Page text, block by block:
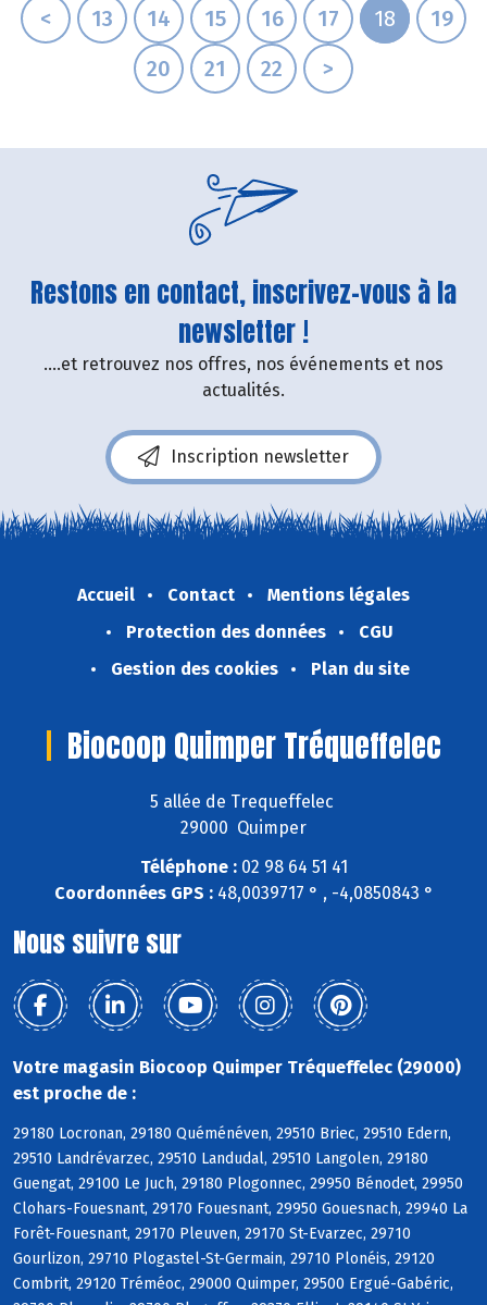
< 13 14 15 16 17 18
19
20
21 22 >
Restons en contact, inscrivez-vous à la
newsletter !
....et retrouvez nos offres, nos événements et nos
actualités.
Inscription newsletter
Accueil Contact
Mentions légales
Protection des données
CGU
Gestion des cookies
Plan du site
Biocoop Quimper Tréqueffelec
5 allée de Trequeffelec
29000 Quimper
Téléphone :02 98 64 51 41
Coordonnées GPS :48,0039717 ° , -4,0850843 °
Nous suivre sur
Votre magasin Biocoop Quimper Tréqueffelec (29000)
est proche de :
29180 Locronan, 29180 Quéménéven, 29510 Briec, 29510 Edern,
29510 Landrévarzec, 29510 Landudal, 29510 Langolen, 29180
Guengat, 29100 Le Juch, 29180 Plogonnec, 29950 Bénodet, 29950
Clohars-Fouesnant, 29170 Fouesnant, 29950 Gouesnach, 29940 La
Forêt-Fouesnant, 29170 Pleuven, 29170 St-Evarzec, 29710
Gourlizon, 29710 Plogastel-St-Germain, 29710 Plonéis, 29120
Combrit, 29120 Tréméoc, 29000 Quimper, 29500 Ergué-Gabéric,